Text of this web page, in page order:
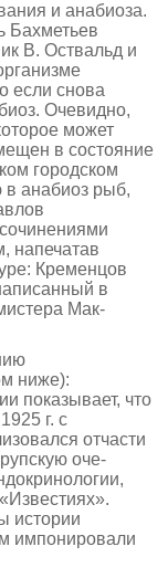
и анабиоза.
Бахметьев
В. Оствальд и
если снова
Очевидно,
может
в состояние
городском
в анабиоз рыб,
напечатав
Кре­менцов
в
Мак-
ниже):
показывает, что
г. с
отчасти
оче­
истории
импонировали